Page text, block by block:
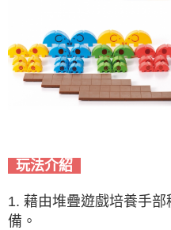
玩法介紹
1. 藉由堆疊遊戲培養手
備。